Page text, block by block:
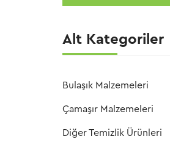
Alt Kategoriler
Bulaşık Malzemeleri
Çamaşır Malzemeleri
Diğer Temizlik Ürünleri